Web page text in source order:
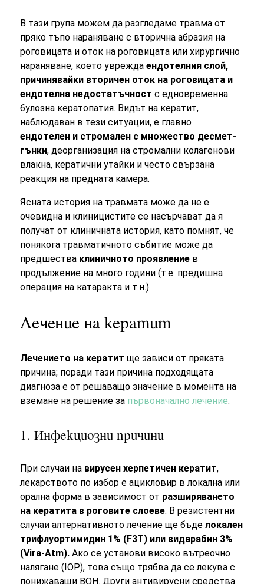
В тази група можем да разгледаме травма от
пряко тъпо нараняване с вторична абразия на
роговицата и оток на роговицата или хирургично
нараняване, което увреждаендотелния слой,
причинявайки вторичен оток на роговицата и
ендотелна недостатъчностс едновременна
булозна кератопатия. Видът на кератит,
наблюдаван в тези ситуации, е главно
ендотелен и стромален с множество десмет-
гънки, деорганизация на стромални колагенови
влакна, кератични утайки и често свързана
реакция на предната камера.
Ясната история на травмата може да не е
очевидна и клиницистите се насърчават да я
получат от клиничната история, като помнят, че
понякога травматичното събитие може да
предшества клиничното проявление в
продължение на много години (т.е. предишна
операция на катаракта и т.н.)
Лечение на кератит
Лечението на кератитще зависи от пряката
причина; поради тази причина подходящата
диагноза е от решаващо значение в момента на
вземане на решение за първоначално лечение.
1. Инфекциозни причини
При случаи на вирусен херпетичен кератит,
лекарството по избор е ацикловир в локална или
орална форма в зависимост от разширяването
на кератита в роговите слоеве. В резистентни
случаи алтернативното лечение ще бъделокален
трифлуортимидин 1% (F3T) или видарабин 3%
(Vira-Atm). Ако се установи високо вътреочно
налягане (IOP), това също трябва да се лекува с
понижаващи ВОН. Други антивирусни средства